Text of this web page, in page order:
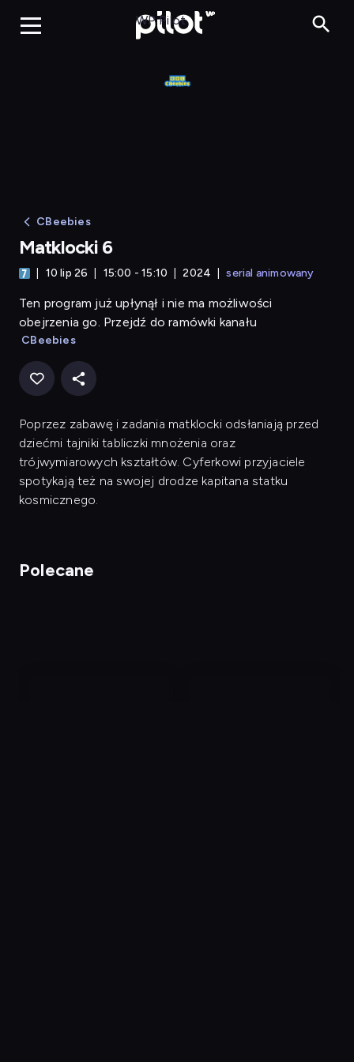
Matklocki 6
WP Pilot
CBeebies
Matklocki 6
10 lip 26 15:00 - 15:10 2024 serial animowany
Ten program już upłynął i nie ma możliwości
obejrzenia go. Przejdź do ramówki kanału
CBeebies
Poprzez zabawę i zadania matklocki odsłaniają przed
dziećmi tajniki tabliczki mnożenia oraz
trójwymiarowych kształtów. Cyferkowi przyjaciele
spotykają też na swojej drodze kapitana statku
kosmicznego.
Polecane